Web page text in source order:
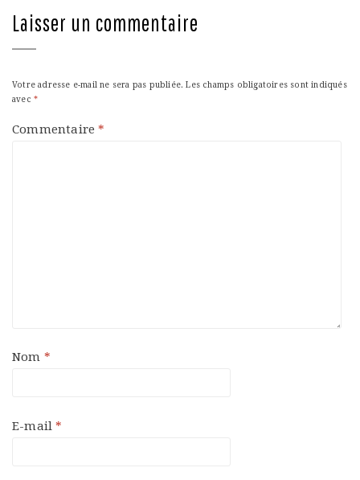
Laisser un commentaire
Votre adresse e-mail ne sera pas publiée. Les champs obligatoires sont indiqués
avec *
Commentaire *
Nom *
E-mail *